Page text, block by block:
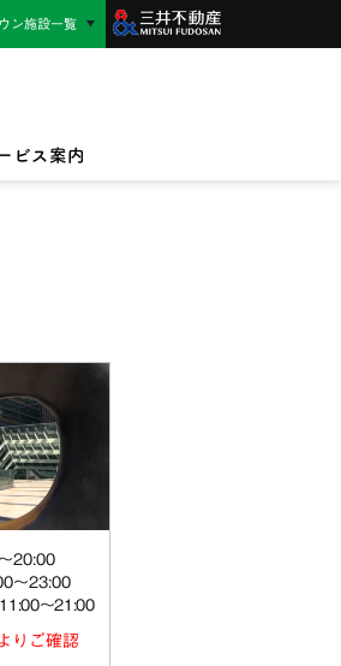
ン施設一覧
サービス案内
ブ東京
20:00
〜23:00
～21:00
りご確認